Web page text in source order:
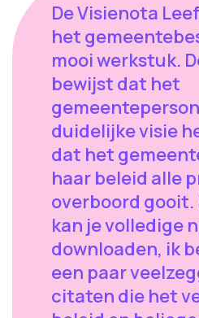
De Visienota
het
mooi werkstuk.
bewijst dat het
duidelijke visie
dat het
haar beleid alle
overboord
kan je volledige
downloaden, ik
een paar
citaten die het